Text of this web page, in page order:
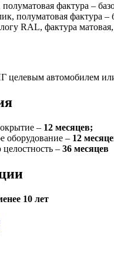
фактура –
полуматовая фактура –
RAL, фактура
целевым автомобилем
– 12 месяцев;
оборудование – 12
– 36 месяцев
10 лет